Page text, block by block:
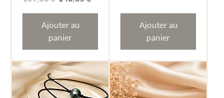
Ajouter au
panier
Ajouter au
panier